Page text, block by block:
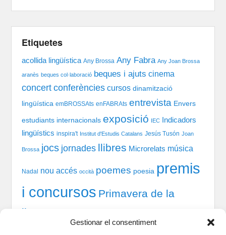
Gestionar el consentiment
Etiquetes
acollida lingüística Any Brossa Any Fabra Any Joan Brossa
aranès beques col·laboració beques i ajuts cinema
concert conferències cursos dinamització
lingüística emBROSSAts enFABRAts entrevista Envers
estudiants internacionals exposició IEC
Indicadors
lingüístics inspira't Institut d'Estudis Catalans Jesús Tusón Joan
Brossa jocs jornades llibres Microrelats música
Nadal nou accés occità poemes poesia premis
i concursos Primavera de la
llengua
xerrada